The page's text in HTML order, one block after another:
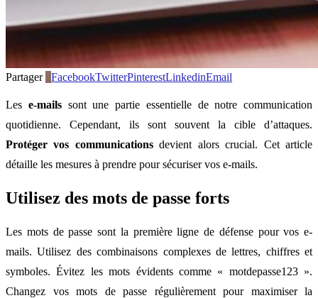
Partager FacebookTwitterPinterestLinkedinEmail
Les e-mailssont une partie essentielle de notre communication
quotidienne. Cependant, ils sont souvent la cible d’attaques.
Protéger vos communicationsdevient alors crucial. Cet article
détaille les mesures à prendre pour sécuriser vos e-mails.
Utilisez des mots de passe forts
Les mots de passe sont la première ligne de défense pour vos e-
mails. Utilisez des combinaisons complexes de lettres, chiffres et
symboles. Évitez les mots évidents comme « motdepasse123 ».
Changez vos mots de passe régulièrement pour maximiser la